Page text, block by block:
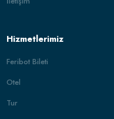
Hizmetlerimiz
Feribot Bileti
Otel
Tur